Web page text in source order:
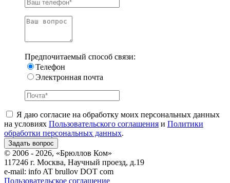
Предпочитаемый способ связи:
Телефон
Электронная почта
Я даю согласие на обработку моих персональных данных
на условиях Пользовательского соглашения и Политики
обработки персональных данных.
© 2006 - 2026, «Брюллов Ком»
117246 г. Москва, Научный проезд, д.19
e-mail: info AT brullov DOT com
Пользовательское соглашение